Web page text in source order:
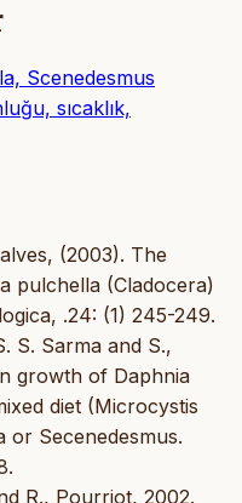
Scenedesmus
sıcaklık,
(2003). The
pulchella (Cladocera)
.24: (1) 245-249.
S. Sarma and S.,
growth of Daphnia
diet (Microcystis
or Secenedesmus.
R., Pourriot, 2002.